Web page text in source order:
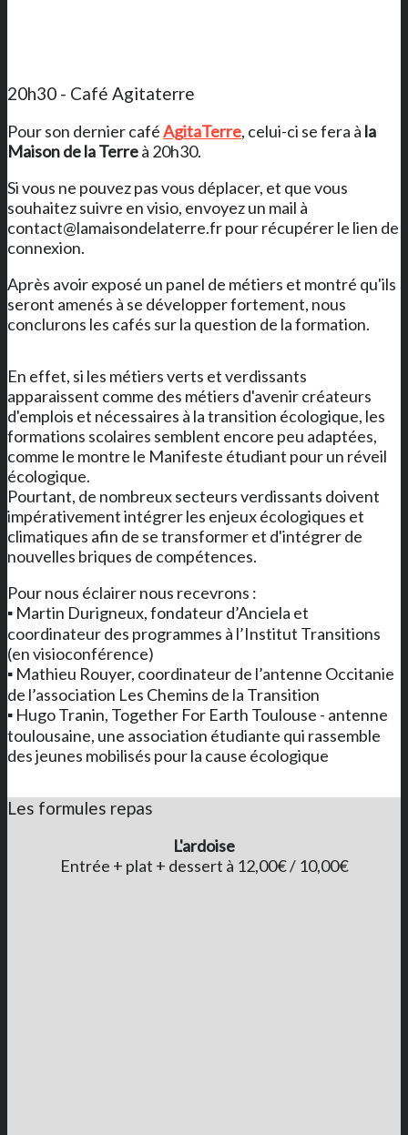
20h30 - Café Agitaterre
Pour son dernier caféAgitaTerre, celui-ci se fera à la
Maison de la Terreà 20h30.
Si vous ne pouvez pas vous déplacer, et que vous
souhaitez suivre en visio, envoyez un mail à
contact@lamaisondelaterre.fr pour récupérer le lien de
connexion.
Après avoir exposé un panel de métiers et montré qu'ils
seront amenés à se développer fortement, nous
conclurons les cafés sur la question de la formation.
En effet, si les métiers verts et verdissants
apparaissent comme des métiers d'avenir créateurs
d'emplois et nécessaires à la transition écologique, les
formations scolaires semblent encore peu adaptées,
comme le montre le Manifeste étudiant pour un réveil
écologique.
Pourtant, de nombreux secteurs verdissants doivent
impérativement intégrer les enjeux écologiques et
climatiques afin de se transformer et d'intégrer de
nouvelles briques de compétences.
Pour nous éclairer nous recevrons :
▪️ Martin Durigneux, fondateur d’Anciela et
coordinateur des programmes à l’Institut Transitions
(en visioconférence)
▪️ Mathieu Rouyer, coordinateur de l’antenne Occitanie
de l’association Les Chemins de la Transition
▪️ Hugo Tranin, Together For Earth Toulouse - antenne
toulousaine, une association étudiante qui rassemble
des jeunes mobilisés pour la cause écologique
Les formules repas
L'ardoise
Entrée + plat + dessert à 12,00€ / 10,00€